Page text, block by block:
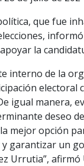
que fue
la
interno de la
electoral
igual manera,
deseo
mejor opción
y garantizar un
Urrutia”, afirmó